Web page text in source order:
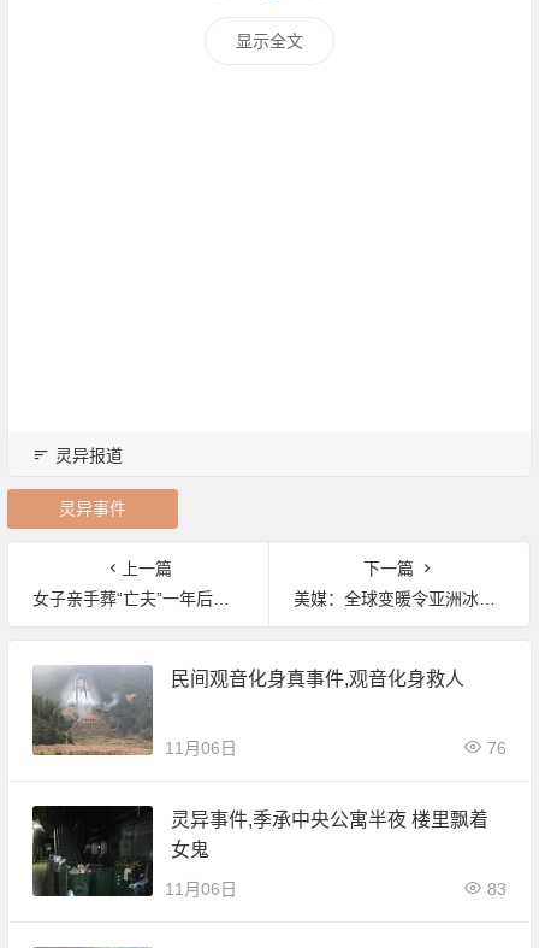
显示全文
灵异报道
灵异事件
上一篇
女子亲手葬“亡夫”一年后他竟站在家门口
下一篇
美媒：全球变暖令亚洲冰川大规模消融
民间观音化身真事件,观音化身救人
11月06日 76
灵异事件,季承中央公寓半夜 楼里飘着
女鬼
11月06日 83